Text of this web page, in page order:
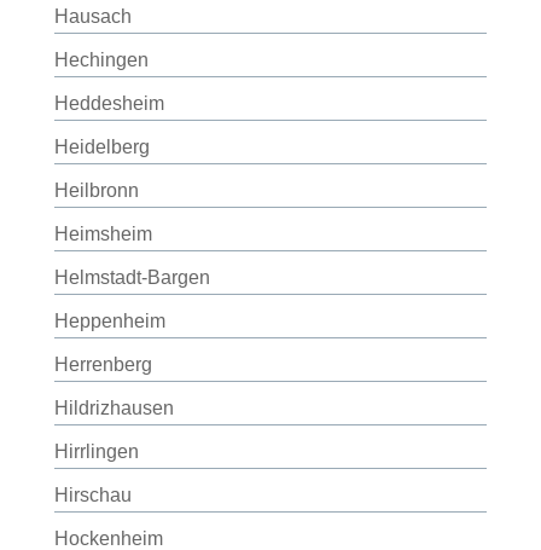
Hausach
Hechingen
Heddesheim
Heidelberg
Heilbronn
Heimsheim
Helmstadt-Bargen
Heppenheim
Herrenberg
Hildrizhausen
Hirrlingen
Hirschau
Hockenheim